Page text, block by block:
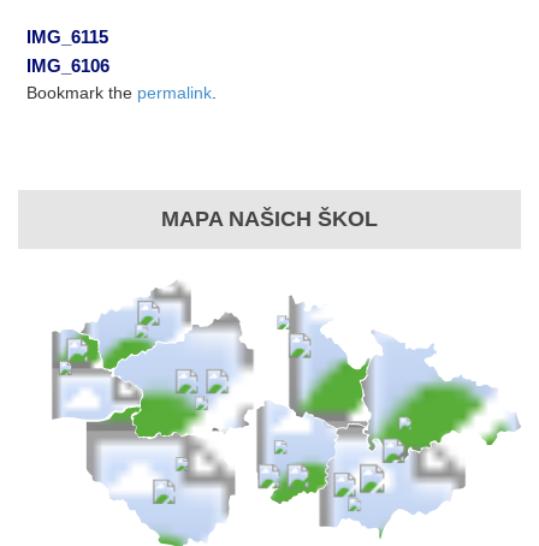
IMG_6115
IMG_6106
Bookmark the permalink
MAPA NAŠICH ŠKOL